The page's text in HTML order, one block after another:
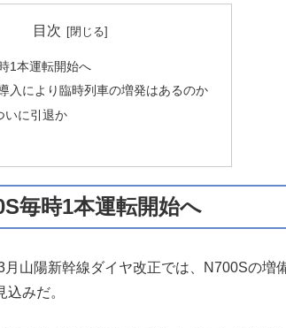
目次
1本運転開始へ
入により臨時列車の増発はあるのか
いに引退か
毎時1本運転開始へ
月山陽新幹線ダイヤ改正では、N700Sの増
込みだ。